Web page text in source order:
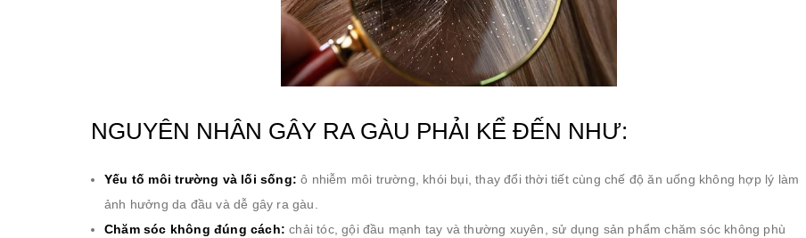
NGUYÊN NHÂN GÂY RA GÀU PHẢI KỂ ĐẾN NHƯ:
Yếu tố môi trường và lối sống:ô nhiễm môi trường, khói bụi, thay đổi thời tiết cùng chế độ ăn uống không hợp lý làm
ảnh hưởng da đầu và dễ gây ra gàu.
Chăm sóc không đúng cách:chải tóc, gội đầu mạnh tay và thường xuyên, sử dụng sản phẩm chăm sóc không phù